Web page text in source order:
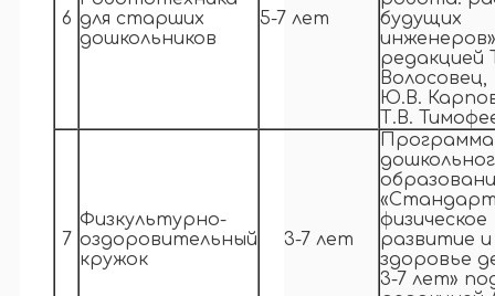
6 для старших
дошкольников
5-7 лет
будущих
редакцией
Волосовец,
Ю.В.
Т.В.
7
Физкультурно-
оздоровительный
кружок
3-7 лет
Программа
физическое
развитие и
здоровье
3-7 лет»